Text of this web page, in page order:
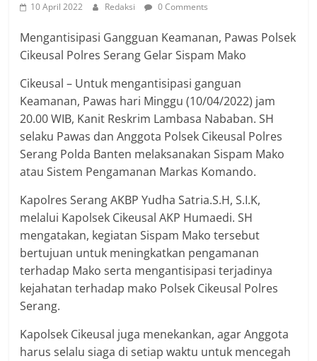
10 April 2022 Redaksi 0 Comments
Mengantisipasi Gangguan Keamanan, Pawas Polsek
Cikeusal Polres Serang Gelar Sispam Mako
Cikeusal – Untuk mengantisipasi ganguan
Keamanan, Pawas hari Minggu (10/04/2022) jam
20.00 WIB, Kanit Reskrim Lambasa Nababan. SH
selaku Pawas dan Anggota Polsek Cikeusal Polres
Serang Polda Banten melaksanakan Sispam Mako
atau Sistem Pengamanan Markas Komando.
Kapolres Serang AKBP Yudha Satria.S.H, S.I.K,
melalui Kapolsek Cikeusal AKP Humaedi. SH
mengatakan, kegiatan Sispam Mako tersebut
bertujuan untuk meningkatkan pengamanan
terhadap Mako serta mengantisipasi terjadinya
kejahatan terhadap mako Polsek Cikeusal Polres
Serang.
Kapolsek Cikeusal juga menekankan, agar Anggota
harus selalu siaga di setiap waktu untuk mencegah